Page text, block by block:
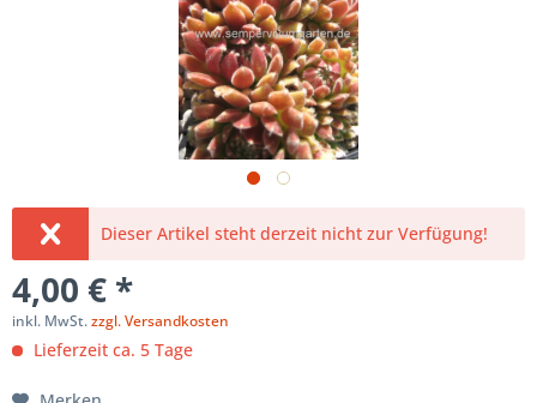
Dieser Artikel steht derzeit nicht zur Verfügung!
4,00 € *
inkl. MwSt.zzgl. Versandkosten
Lieferzeit ca. 5 Tage